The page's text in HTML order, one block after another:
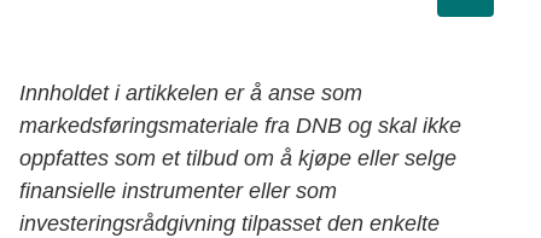
Innholdet i artikkelen er å anse som
markedsføringsmateriale fra DNB og skal ikke
oppfattes som et tilbud om å kjøpe eller selge
finansielle instrumenter eller som
investeringsrådgivning tilpasset den enkelte